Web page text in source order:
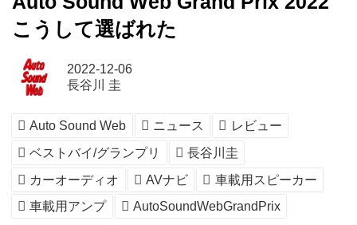
こうして選ばれた
2022-12-06
長谷川 圭
Auto Sound Web ニュース
レビュー
ベストバイ/グランプリ
長谷川圭
カーオーディオ
AVナビ
車載用スピーカー
車載用アンプ
AutoSoundWebGrandPrix